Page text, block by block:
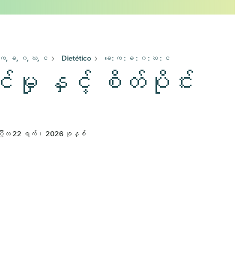
က, ခ, ဂ, ဃ, င Dietético ခေ: က : ခ : ဂ : ဃ : င
င်မှု နှင့် စိတ်ပိုင်း
ြီလ 22 ရက်၊ 2026 ခုနှစ်